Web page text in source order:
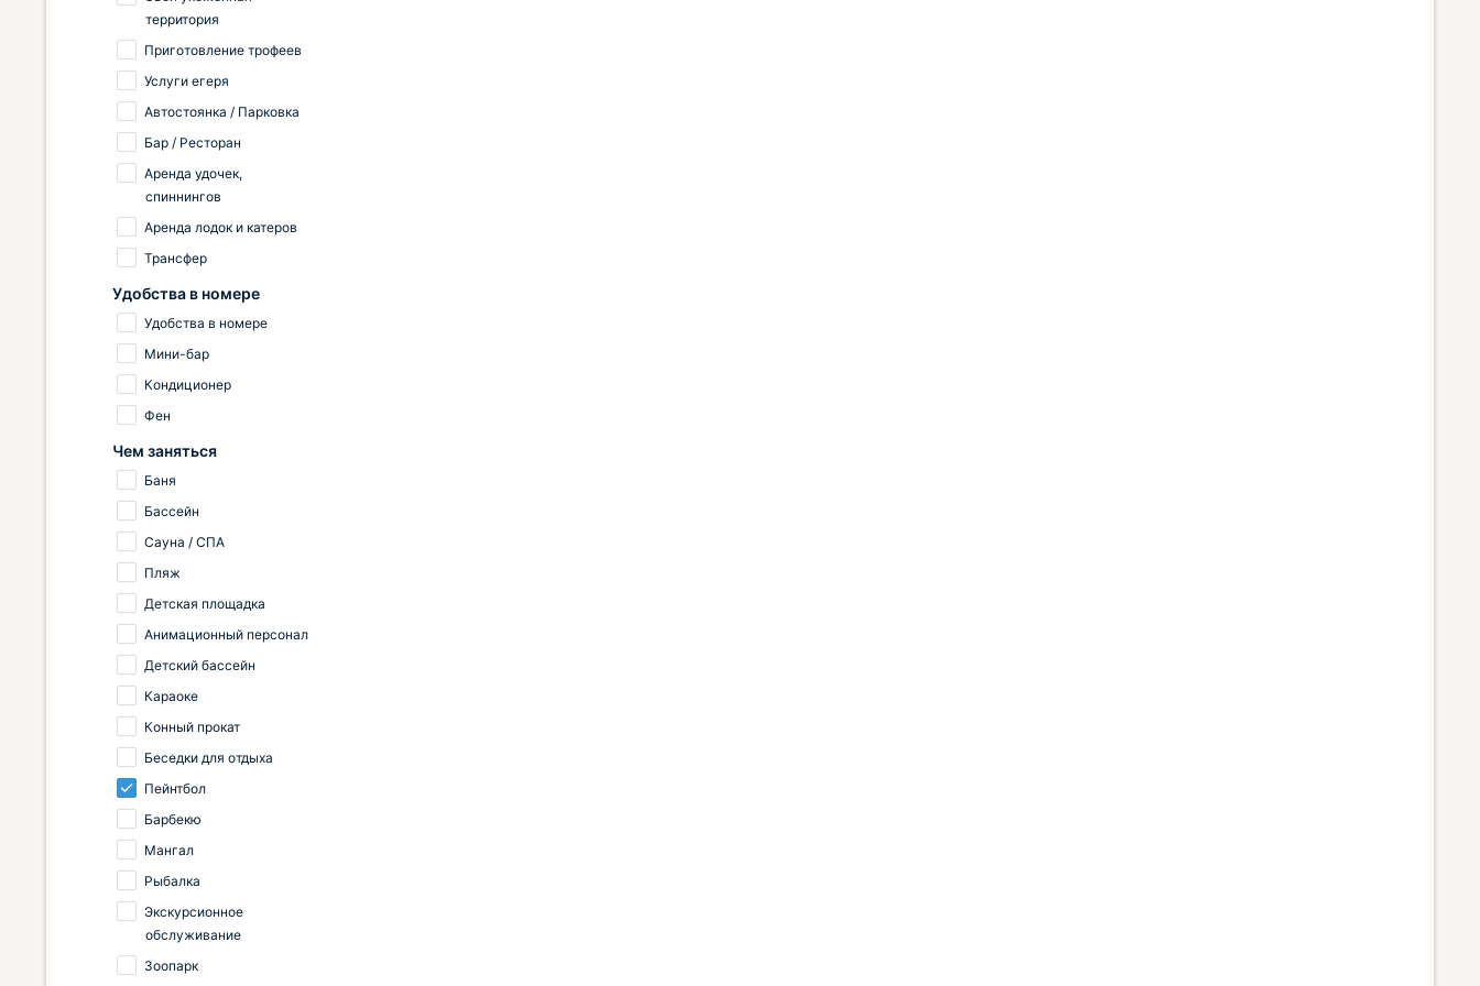
территория
Приготовление трофеев
Услуги егеря
Автостоянка / Парковка
Бар / Ресторан
Аренда удочек,
спиннингов
Аренда лодок и катеров
Трансфер
Удобства в номере
Удобства в номере
Мини-бар
Кондиционер
Фен
Чем заняться
Баня
Бассейн
Сауна / СПА
Пляж
Детская площадка
Анимационный персонал
Детский бассейн
Караоке
Конный прокат
Беседки для отдыха
Пейнтбол
Барбекю
Мангал
Рыбалка
Экскурсионное
обслуживание
Зоопарк